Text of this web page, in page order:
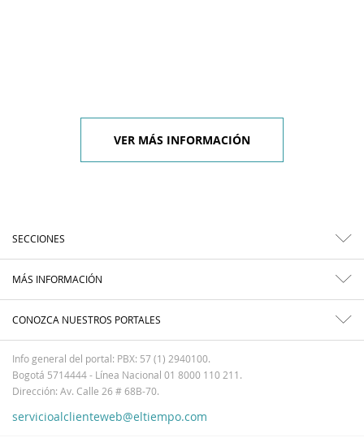
VER MÁS INFORMACIÓN
SECCIONES
MÁS INFORMACIÓN
CONOZCA NUESTROS PORTALES
Info general del portal: PBX: 57 (1) 2940100.
Bogotá 5714444 - Línea Nacional 01 8000 110 211.
Dirección: Av. Calle 26 # 68B-70.
servicioalclienteweb@eltiempo.com